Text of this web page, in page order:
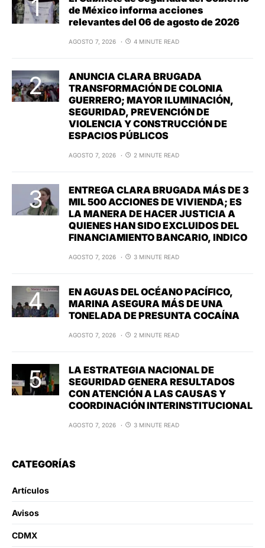
de México informa acciones
relevantes del 06 de agosto de 2026
AGOSTO 7, 2026 4 MINUTE READ
ANUNCIA CLARA BRUGADA
TRANSFORMACIÓN DE COLONIA
GUERRERO; MAYOR ILUMINACIÓN,
SEGURIDAD, PREVENCIÓN DE
VIOLENCIA Y CONSTRUCCIÓN DE
ESPACIOS PÚBLICOS
AGOSTO 7, 2026 2 MINUTE READ
ENTREGA CLARA BRUGADA MÁS DE 3
MIL 500 ACCIONES DE VIVIENDA; ES
LA MANERA DE HACER JUSTICIA A
QUIENES HAN SIDO EXCLUIDOS DEL
FINANCIAMIENTO BANCARIO, INDICO
AGOSTO 7, 2026 3 MINUTE READ
EN AGUAS DEL OCÉANO PACÍFICO,
MARINA ASEGURA MÁS DE UNA
TONELADA DE PRESUNTA COCAÍNA
AGOSTO 7, 2026 2 MINUTE READ
LA ESTRATEGIA NACIONAL DE
SEGURIDAD GENERA RESULTADOS
CON ATENCIÓN A LAS CAUSAS Y
COORDINACIÓN INTERINSTITUCIONAL
AGOSTO 7, 2026 3 MINUTE READ
CATEGORÍAS
Artículos
Avisos
CDMX